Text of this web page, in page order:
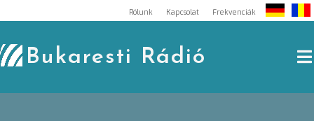
to
content
Rólunk Kapcsolat Frekvenciák
Bukaresti Rádió